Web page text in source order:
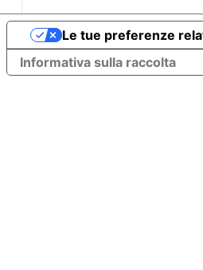
Informativa sulla raccolta
Le tue preferenze